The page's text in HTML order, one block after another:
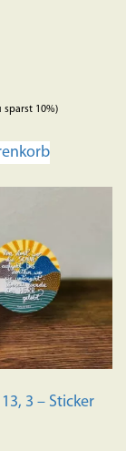
sparst 10%)
3 – Sticker